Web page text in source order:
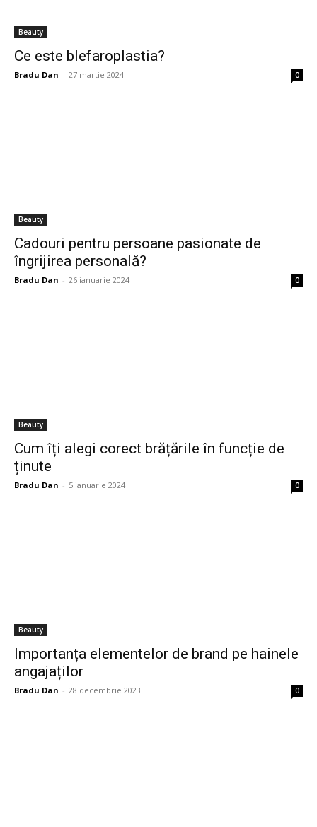
Beauty
Ce este blefaroplastia?
Bradu Dan - 27 martie 2024 0
Beauty
Cadouri pentru persoane pasionate de
îngrijirea personală?
Bradu Dan - 26 ianuarie 2024 0
Beauty
Cum îți alegi corect brățările în funcție de
ținute
Bradu Dan - 5 ianuarie 2024 0
Beauty
Importanța elementelor de brand pe hainele
angajaților
Bradu Dan - 28 decembrie 2023 0